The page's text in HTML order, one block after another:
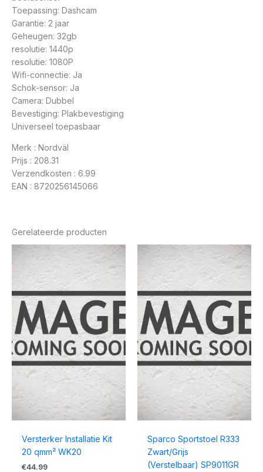
Toepassing: Dashcam
Garantie: 2 jaar
Geheugen: 32gb
resolutie: 1440p
resolutie: 1080P
Wifi-connectie: Ja
Schok-sensor: Ja
Camera: Dubbel
Bevestiging: Plakbevestiging
Universeel toepasbaar
Merk : Nordväl
Prijs : 208.31
Verzendkosten : 6.99
EAN : 8720256145066
Gerelateerde producten
Versterker Installatie Kit
20 qmm² WK20
€44.99
Sparco Sportstoel R333
Zwart/Grijs
(Verstelbaar) SP9011GR